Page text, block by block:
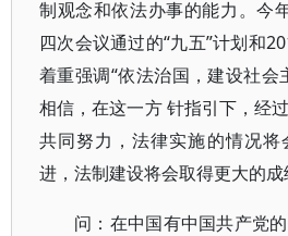
制观念和依法办事的能力。今
四次会议通过的“九五”计划和
着重强调“依法治国，建设社会
相信，在这一方 针指引下，经
共同努力，法律实施的情况将
进，法制建设将会取得更大的成
问：在中国有中国共产党